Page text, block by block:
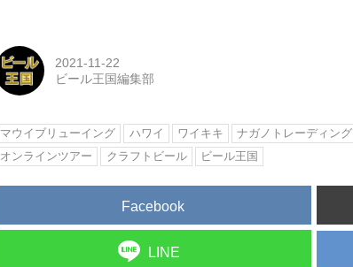
2021-11-22
ビール王国編集部
マウイブリューイング ハワイ ワイキキ ナガノトレーディング
オンラインツアー
クラフトビール ビール王国
Facebook
LINE